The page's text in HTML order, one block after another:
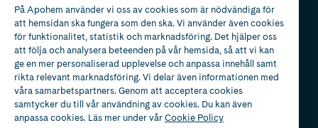
Apotek med tillstånd
av Läkemedelsverket
På Apohem använder vi oss av cookies som är nödvändiga för
att hemsidan ska fungera som den ska. Vi använder även cookies
för funktionalitet, statistik och marknadsföring. Det hjälper oss
att följa och analysera beteenden på vår hemsida, så att vi kan
ge en mer personaliserad upplevelse och anpassa innehåll samt
rikta relevant marknadsföring. Vi delar även informationen med
våra samarbetspartners. Genom att acceptera cookies
samtycker du till vår användning av cookies. Du kan även
anpassa cookies. Läs mer under vårCookie Policy